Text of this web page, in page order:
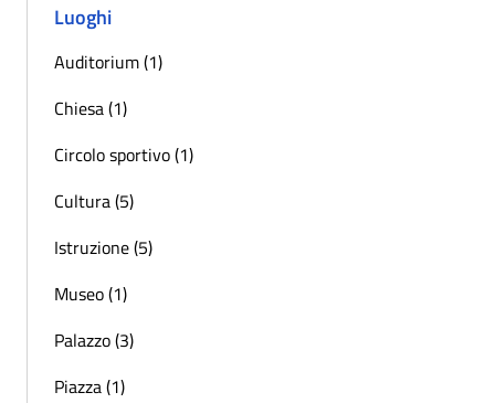
Luoghi
Auditorium (1)
Chiesa (1)
Circolo sportivo (1)
Cultura (5)
Istruzione (5)
Museo (1)
Palazzo (3)
Piazza (1)